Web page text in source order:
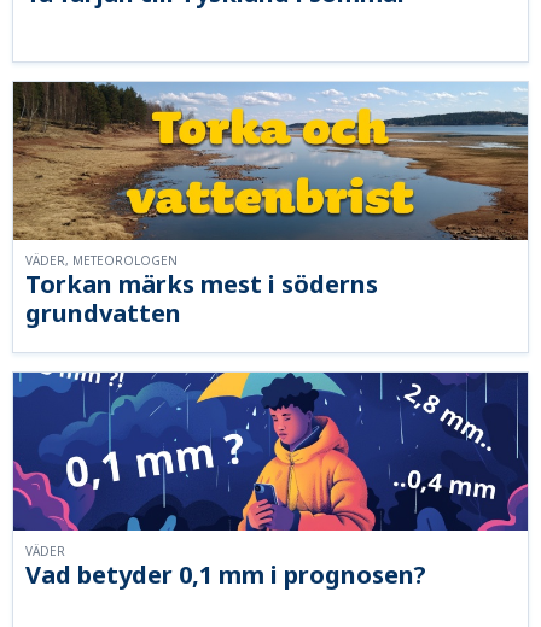
Torkan märks mest i söderns
grundvatten
VÄDER, METEOROLOGEN
Vad betyder 0,1 mm i prognosen?
VÄDER